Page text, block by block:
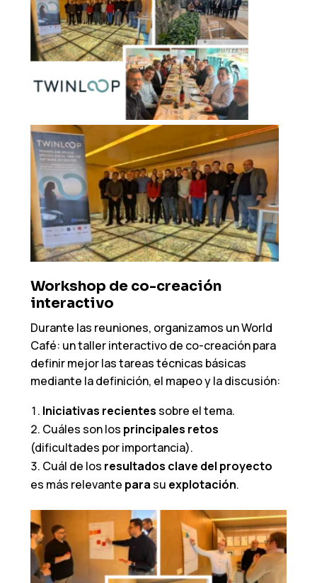
Workshop de co-creación
interactivo
Durante las reuniones, organizamos un World
Café: un taller interactivo de co-creación para
definir mejor las tareas técnicas básicas
mediante la definición, el mapeo y la discusión:
Iniciativas recientessobre el tema.
Cuáles son los principales retos
(dificultades por importancia).
Cuál de los resultados clave del proyecto
es más relevante parasu explotación.